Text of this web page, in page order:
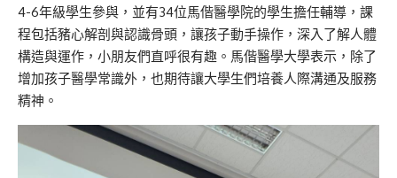
4-6年級學生參與，並有34位馬偕醫學院的學生擔任輔導，課
程包括豬心解剖與認識骨頭，讓孩子動手操作，深入了解人體
構造與運作，小朋友們直呼很有趣。馬偕醫學大學表示，除了
增加孩子醫學常識外，也期待讓大學生們培養人際溝通及服務
精神。